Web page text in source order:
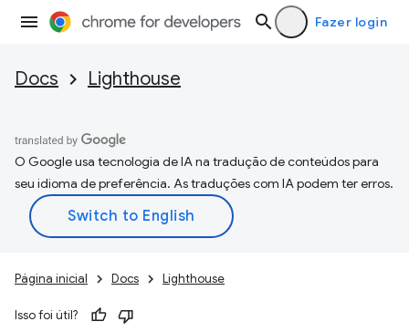
Fazer login
Docs Lighthouse
O Google usa tecnologia de IA na tradução de conteúdos para
seu idioma de preferência. As traduções com IA podem ter erros.
Página inicial Docs Lighthouse
Isso foi útil?